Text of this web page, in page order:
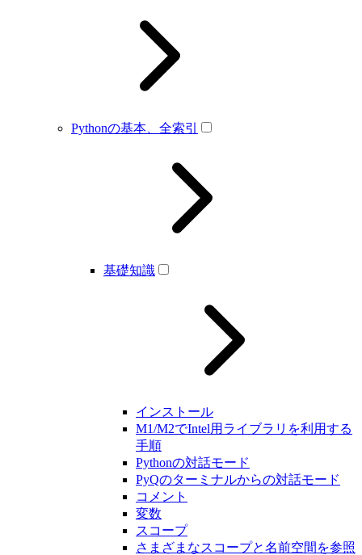
Pythonの基本、全索引
基礎知識
インストール
M1/M2でIntel用ライブラリを利用する
手順
Pythonの対話モード
PyQのターミナルからの対話モード
コメント
変数
スコープ
さまざまなスコープと名前空間を参照